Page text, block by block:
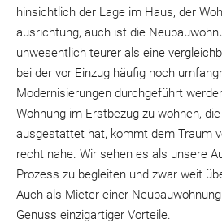
hinsichtlich der Lage im Haus, der
ausrichtung, auch ist die
unwesentlich teurer als eine
bei der vor Einzug häufig noch
Modernisierungen durchgeführt
Wohnung im Erstbezug zu wohnen,
ausgestattet hat, kommt dem Traum
recht nahe. Wir sehen es als unsere
Prozess zu begleiten und zwar weit
Auch als Mieter einer
Genuss einzigartiger Vorteile.